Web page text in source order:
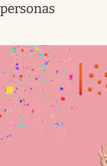
personas